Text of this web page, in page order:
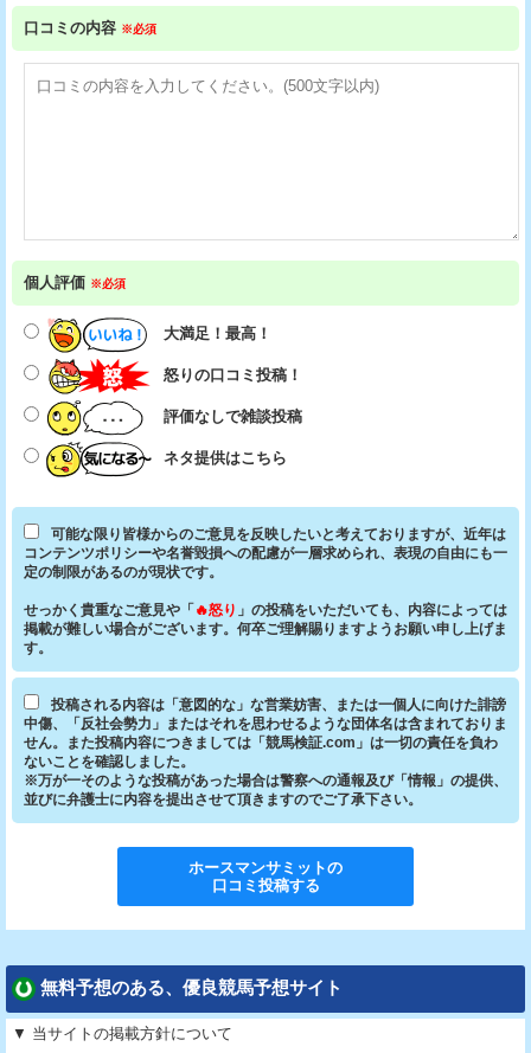
口コミの内容 ※必須
個人評価 ※必須
大満足！最高！
怒りの口コミ投稿！
評価なしで雑談投稿
ネタ提供はこちら
可能な限り皆様からのご意見を反映したいと考えておりますが、近年は
コンテンツポリシーや名誉毀損への配慮が一層求められ、表現の自由にも一
定の制限があるのが現状です。
せっかく貴重なご意見や「 🔥怒り 」の投稿をいただいても、内容によっては
掲載が難しい場合がございます。何卒ご理解賜りますようお願い申し上げま
す。
投稿される内容は「意図的な」な営業妨害、または一個人に向けた誹謗
中傷、「反社会勢力」またはそれを思わせるような団体名は含まれておりま
せん。また投稿内容につきましては「競馬検証.com」は一切の責任を負わ
ないことを確認しました。
※万が一そのような投稿があった場合は警察への通報及び「情報」の提供、
並びに弁護士に内容を提出させて頂きますのでご了承下さい。
ホースマンサミットの
口コミ投稿する
無料予想のある、優良競馬予想サイト
▼ 当サイトの掲載方針について